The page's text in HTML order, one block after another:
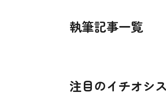
執筆記事一覧
注目のイチオシ